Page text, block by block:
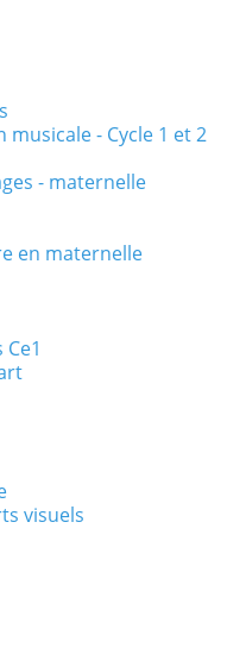
musicale - Cycle 1 et 2
- maternelle
en maternelle
visuels